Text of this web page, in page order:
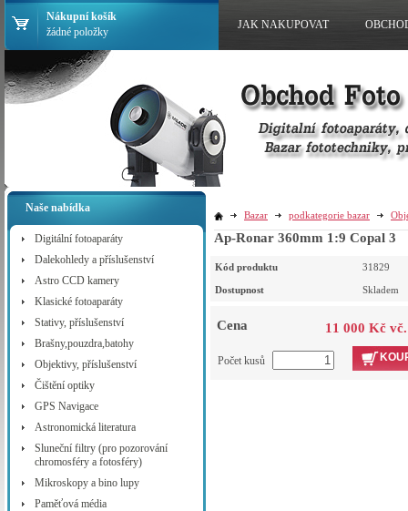
Naše nabídka
Digitální fotoaparáty
Dalekohledy a příslušenství
Astro CCD kamery
Klasické fotoaparáty
Stativy, příslušenství
Brašny,pouzdra,batohy
Objektivy, příslušenství
Čištění optiky
GPS Navigace
Astronomická literatura
Sluneční filtry (pro pozorování
chromosféry a fotosféry)
Mikroskopy a bino lupy
Paměťová média
Bazar podkategorie bazar
Ap-Ronar 360mm 1:9 Copal 3
Kód produktu 31829
Dostupnost Skladem
Cena 11 000 Kč
Počet kusů
Nákupní košík
žádné položky
JAK NAKUPOVAT